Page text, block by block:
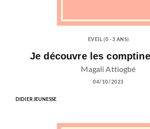
EVEIL (0 -3 ANS)
Je découvre les
Magali Attiogbé
04/10/2023
DIDIER JEUNESSE